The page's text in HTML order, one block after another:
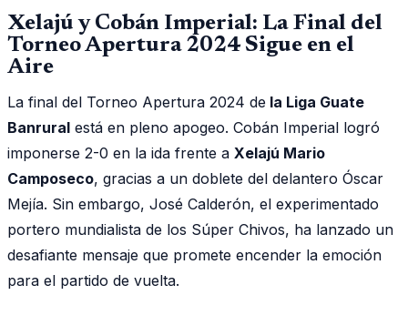
Xelajú y Cobán Imperial: La Final del
Torneo Apertura 2024 Sigue en el
Aire
La final del Torneo Apertura 2024 de la Liga Guate
Banrural está en pleno apogeo. Cobán Imperial logró
imponerse 2-0 en la ida frente a Xelajú Mario
Camposeco, gracias a un doblete del delantero Óscar
Mejía. Sin embargo, José Calderón, el experimentado
portero mundialista de los Súper Chivos, ha lanzado un
desafiante mensaje que promete encender la emoción
para el partido de vuelta.